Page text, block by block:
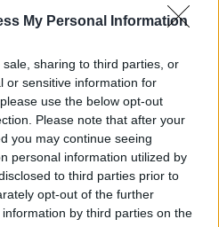
My Personal Information
sharing to third parties, or
or sensitive information for
use the below opt-out
Please note that after your
you may continue seeing
personal information utilized by
to third parties prior to
opt-out of the further
by third parties on the
įrašai
00:00:30